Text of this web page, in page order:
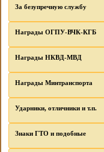
За безупречную службу
Награды ОГПУ-ВЧК-КГБ
Награды НКВД-МВД
Награды Минтранспорта
Ударники, отличники и т.п.
Знаки ГТО и подобные